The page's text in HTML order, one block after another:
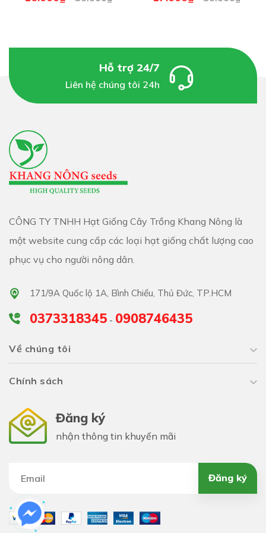
những phân đoạn khác nhau. Cả hai mặt trên dưới sần
sùi.
Hoa dưa hấu màu vàng, mọc ở nách lá, hoa được mang
bởi một cuống hoa dài 15-20 cm, cũng được bao phủ
những lông tơ trắng. Trái dưa hấu khổng lồ hình thuôn
dài, cân nặng khoảng 20- 25kg/ trái.
lồ F1
vào thời điểm khí hậu ấm áp, thích hợp vào mùa xuân.
Nhiệt độ ấm áp giúp cho trái ngon ngọt.
✔️ Đất trồng: vì cây dưa hấu khổng lồ có rễ mọc sâu vừa
Hỗ trợ 24/7
Liên hệ chúng tôi 24h
CÔNG TY TNHH Hạt Giống Cây Trồng Khang Nông là
một website cung cấp các loại hạt giống chất lượng cao
phục vụ cho người nông dân.
171/9A Quốc lộ 1A, Bình Chiểu, Thủ Đức, TP.HCM
0373318345 - 0908746435
Về chúng tôi
Chính sách
Đăng ký
nhận thông tin khuyến mãi
Đăng ký